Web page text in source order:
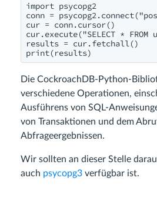
import psycopg2
conn =
cur = conn.cursor()
cur.execute("SELECT * FROM
results = cur.fetchall()
print(results)
Die CockroachDB-Python-
verschiedene Operationen,
Ausführens von SQL-
von Transaktionen und dem
Abfrageergebnissen.
Wir sollten an dieser Stelle
auch psycopg3 verfügbar ist.